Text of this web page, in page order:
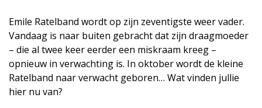
Emile Ratelband wordt op zijn zeventigste weer vader.
Vandaag is naar buiten gebracht dat zijn draagmoeder
– die al twee keer eerder een miskraam kreeg –
opnieuw in verwachting is. In oktober wordt de kleine
Ratelband naar verwacht geboren… Wat vinden jullie
hier nu van?